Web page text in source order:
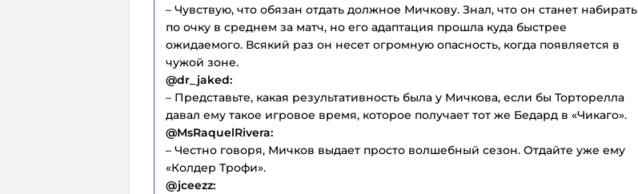
– Чувствую, что обязан отдать должное Мичкову. Знал, что он станет набирать
по очку в среднем за матч, но его адаптация прошла куда быстрее
ожидаемого. Всякий раз он несет огромную опасность, когда появляется в
чужой зоне.
@dr_jaked:
– Представьте, какая результативность была у Мичкова, если бы Торторелла
давал ему такое игровое время, которое получает тот же Бедард в «Чикаго».
@MsRaquelRivera:
– Честно говоря, Мичков выдает просто волшебный сезон. Отдайте уже ему
«Колдер Трофи».
@jceezz: